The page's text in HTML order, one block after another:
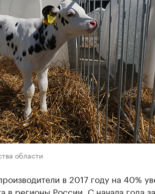
области
в 2017 году на 40%
в регионы России. С начала года за